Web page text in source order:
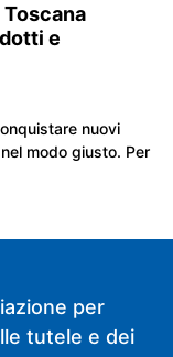
e
nuovi
modo giusto. Per
per
tutele e dei